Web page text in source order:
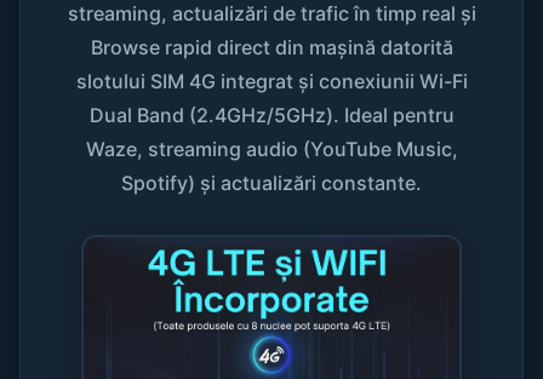
streaming, actualizări de trafic în timp real și
Browse rapid direct din mașină datorită
slotului SIM 4G integrat și conexiunii Wi-Fi
Dual Band (2.4GHz/5GHz). Ideal pentru
Waze, streaming audio (YouTube Music,
Spotify) și actualizări constante.